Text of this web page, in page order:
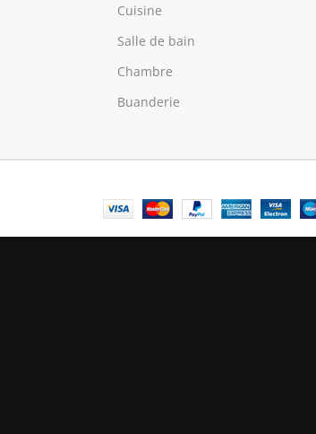
Cuisine
Salle de bain
Chambre
Buanderie